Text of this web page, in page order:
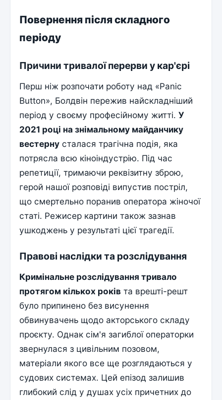
Повернення після складного
періоду
Причини тривалої перерви у кар'єрі
Перш ніж розпочати роботу над «Panic
Button», Болдвін пережив найскладніший
період у своєму професійному житті.У
2021 році на знімальному майданчику
вестерну сталася трагічна подія, яка
потрясла всю кіноіндустрію. Під час
репетиції, тримаючи реквізитну зброю,
герой нашої розповіді випустив постріл,
що смертельно поранив оператора жіночої
статі. Режисер картини також зазнав
ушкоджень у результаті цієї трагедії.
Правові наслідки та розслідування
Кримінальне розслідування тривало
протягом кількох років та врешті-решт
було припинено без висунення
обвинувачень щодо акторського складу
проєкту. Однак сім'я загиблої операторки
звернулася з цивільним позовом,
матеріали якого все ще розглядаються у
судових системах. Цей епізод залишив
глибокий слід у душах усіх причетних до